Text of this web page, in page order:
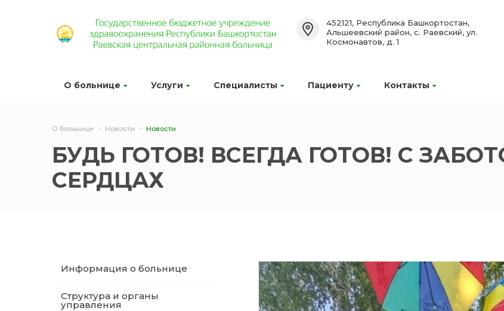
О больнице Услуги Специалисты Пациенту Контакты
452121, Республика Башкортостан,
Альшеевский район, с. Раевский, ул.
Космонавтов, д. 1
О больнице Новости Новости
БУДЬ ГОТОВ! ВСЕГДА ГОТОВ! С
СЕРДЦАХ
Информация о больнице
Структура и органы
управления